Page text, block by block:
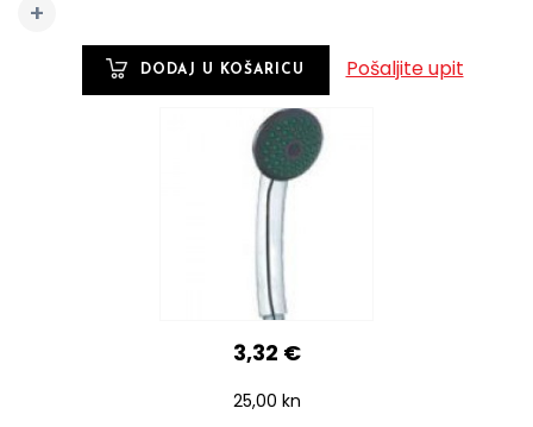
Pošaljite upit
3,32 €
25,00 kn